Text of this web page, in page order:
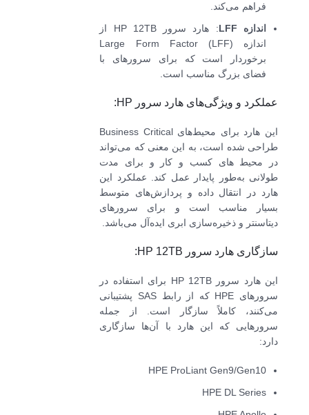
فراهم می‌کند.
اندازه LFF
: هارد سرور HP 12TB از
اندازه Large Form Factor (LFF)
برخوردار است که برای سرورهای با
فضای بزرگ مناسب است.
عملکرد و ویژگی‌های هارد سرور HP:
این هارد برای محیط‌های Business Critical
طراحی شده است، به این معنی که می‌تواند
در محیط های کسب و کار و برای مدت
طولانی به‌طور پایدار عمل کند. عملکرد این
هارد در انتقال داده و پردازش‌های متوسط
بسیار مناسب است و برای سرورهای
دیتاسنتر و ذخیره‌سازی ابری ایده‌آل می‌باشد.
سازگاری هارد سرور HP 12TB:
این هارد سرور HP 12TB برای استفاده در
سرورهای HPE که از رابط SAS پشتیبانی
می‌کنند، کاملاً سازگار است. از جمله
سرورهایی که این هارد با آن‌ها سازگاری
دارد:
HPE ProLiant Gen9/Gen10
HPE DL Series